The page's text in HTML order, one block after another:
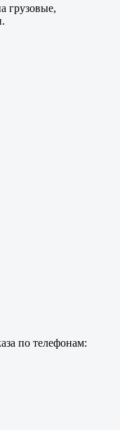
грузовые,
по телефонам: